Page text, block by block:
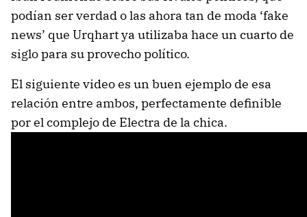
podían ser verdad o las ahora tan de moda ‘fake
news’ que Urqhart ya utilizaba hace un cuarto de
siglo para su provecho político.
El siguiente video es un buen ejemplo de esa
relación entre ambos, perfectamente definible
por el complejo de Electra de la chica.